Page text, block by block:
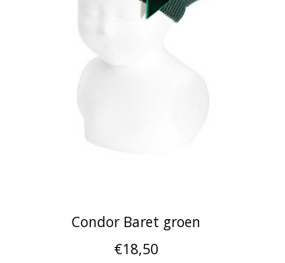
Condor Baret groen
€18,50